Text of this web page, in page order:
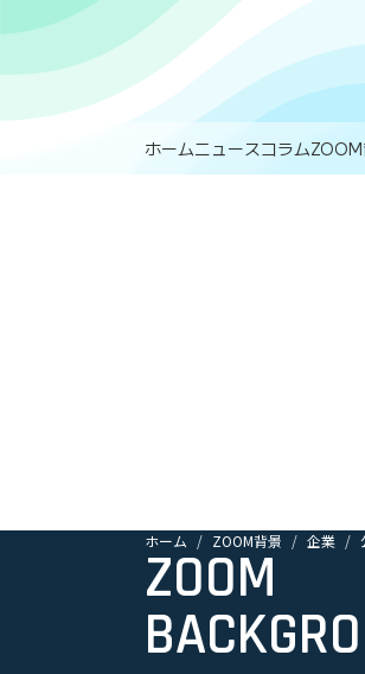
ホームニュースコラム
ホーム ZOOM背景 企業
ZOOM